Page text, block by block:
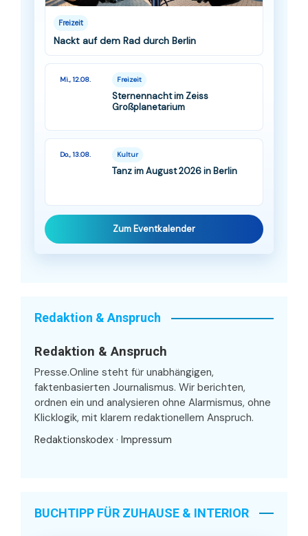
Freizeit
Nackt auf dem Rad durch Berlin
Mi., 12.08. Freizeit
Sternennacht im Zeiss
Großplanetarium
Do., 13.08. Kultur
Tanz im August 2026 in Berlin
Zum Eventkalender
Redaktion & Anspruch
Redaktion & Anspruch
Presse.Online steht für unabhängigen,
faktenbasierten Journalismus. Wir berichten,
ordnen ein und analysieren ohne Alarmismus, ohne
Klicklogik, mit klarem redaktionellem Anspruch.
Redaktionskodex · Impressum
BUCHTIPP FÜR ZUHAUSE & INTERIOR